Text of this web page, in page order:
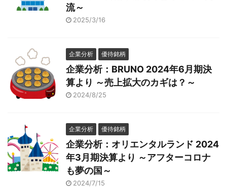
流～
2025/3/16
企業分析 優待銘柄
企業分析：BRUNO 2024年6月期決
算より ～売上拡大のカギは？～
2024/8/25
企業分析 優待銘柄
企業分析：オリエンタルランド 2024
年3月期決算より ～アフターコロナ
も夢の国～
2024/7/15